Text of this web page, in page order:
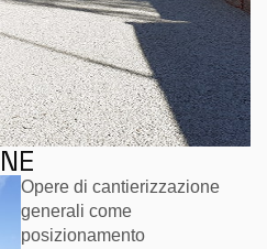
Opere di cantierizzazione
generali come
posizionamento